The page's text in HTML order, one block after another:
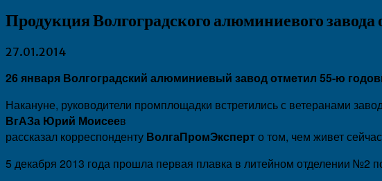
Продукция Волгоградского алюминиевого завода
27.01.2014
26 января Волгоградский алюминиевый завод отметил 55-ю
Накануне, руководители промплощадки встретились с ветеранами
ВгАЗа Юрий Моисеев
рассказал корреспонденту ВолгаПромЭксперто том, чем живет
5 декабря 2013 года прошла первая плавка в литейном отделении №2